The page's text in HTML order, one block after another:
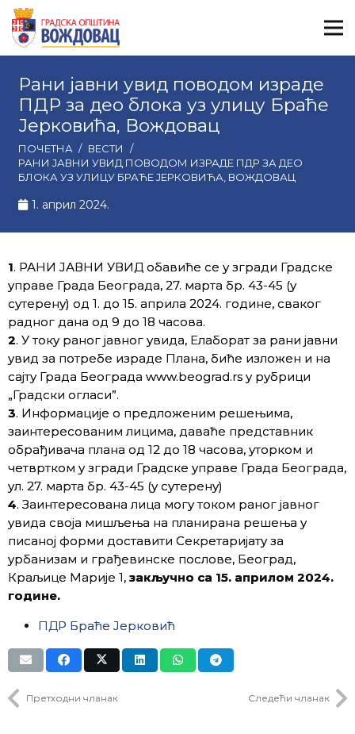
Рани јавни увид поводом израде
ПДР за део блока уз улицу Браће
Јерковића, Вождовац
ПОЧЕТНА / ВЕСТИ
/
РАНИ ЈАВНИ УВИД ПОВОДОМ ИЗРАДЕ ПДР ЗА ДЕО
БЛОКА УЗ УЛИЦУ БРАЋЕ ЈЕРКОВИЋА, ВОЖДОВАЦ
1. април 2024.
1. РАНИ ЈАВНИ УВИД обавиће се у згради Градске
управе Града Београда, 27. марта бр. 43-45 (у
сутерену) од 1. до 15. априла 2024. године, сваког
радног дана од 9 до 18 часова.
2. У току раног јавног увида, Елаборат за рани јавни
увид за потребе израде Плана, биће изложен и на
сајту Града Београда www.beograd.rs у рубрици
„Градски огласи”.
3. Информације о предложеним решењима,
заинтересованим лицима, даваће представник
обрађивача плана од 12 до 18 часова, уторком и
четвртком у згради Градске управе Града Београда,
ул. 27. марта бр. 43-45 (у сутерену)
4. Заинтересована лица могу током раног јавног
увида своја мишљења на планирана решења у
писаној форми доставити Секретаријату за
урбанизам и грађевинске послове, Београд,
Краљице Марије 1, закључно са 15. априлом 2024.
године.
ПДР Браће Јерковић
Претходни чланак Следећи чланак